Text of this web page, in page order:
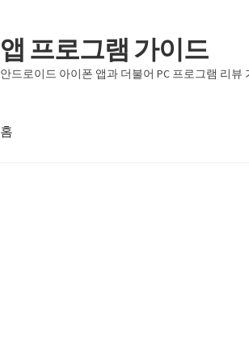
탐
색
으
건
너
컨
텐
츠
건
너
앱 프로그램 가이드
안드로이드 아이폰 앱과 더불어 PC 프로그램 리뷰
홈